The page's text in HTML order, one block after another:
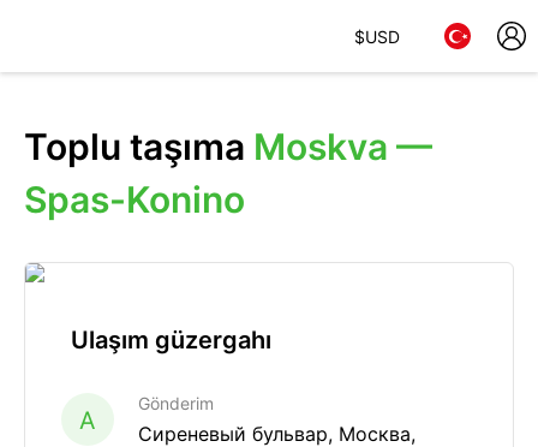
$USD
Toplu taşıma Moskva —
Spas-Konino
Ulaşım güzergahı
A
Gönderim
Сиреневый бульвар, Москва,